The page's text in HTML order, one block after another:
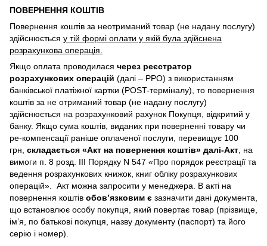
ПОВЕРНЕННЯ КОШТІВ
Повернення коштів за неотриманий товар (не надану послугу)
здійснюється у тій формі оплати у якій була здійснена
розрахункова операція.
Якщо оплата проводилася через реєстратор
розрахункових операцій (далі – РРО) з використанням
банківської платіжної картки (POST-терміналу), то повернення
коштів за не отриманий товар (не надану послугу)
здійснюється на розрахунковий рахунок Покупця, відкритий у
банку. Якщо сума коштів, виданих при поверненні товару чи
ре-компенсації раніше оплаченої послуги, перевищує 100
грн, складається «Акт на повернення коштів» далі-Акт, на
вимоги п. 8 розд. III Порядку N 547 «Про порядок реєстрації та
ведення розрахункових книжок, книг обліку розрахункових
операцій». Акт можна запросити у менеджера. В акті на
повернення коштів обов’язковим є зазначити дані документа,
що встановлює особу покупця, який повертає товар (прізвище,
ім’я, по батькові покупця, назву документу (паспорт) та його
серію і номер).